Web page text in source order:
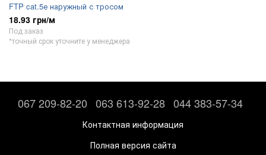
FTP cat.5е наружный с тросом
18.93 грн/м
Под заказ
*точный срок уточните у менеджера
067 209-82-20 063 613-92-28 044 383-57-34
Контактная информация
Полная версия сайта